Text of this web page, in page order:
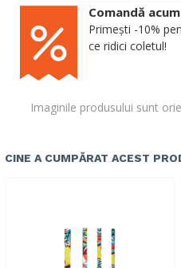
Imaginile produsului sunt
Comandă
Primești -10%
ce ridici coletul!
CINE A CUMPĂRAT ACEST